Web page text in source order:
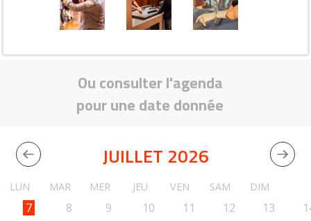
Ou consulter l'agenda
pour une date donnée
JUILLET 2026
LUN MAR MER JEU VEN SAM DIM
7 8 9 10 11 12 13